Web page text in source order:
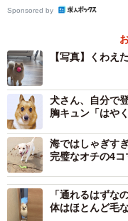
アンのポメリーさん）
Sponsored by
【写真】くわえ
犬さん、自分で
胸キュン「はや
海ではしゃぎす
完璧なオチの4コ
「通れるはずな
体はほとんど毛